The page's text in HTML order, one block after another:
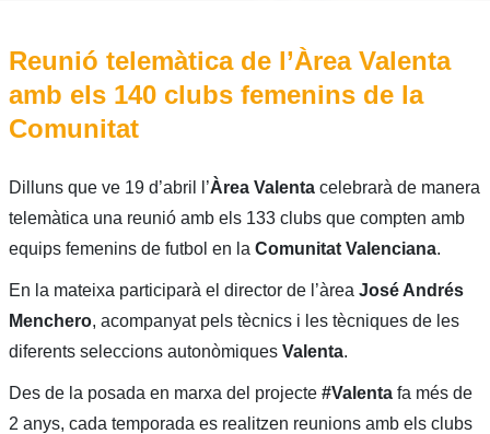
Reunió telemàtica de l’Àrea Valenta
amb els 140 clubs femenins de la
Comunitat
Dilluns que ve 19 d’abril l’Àrea Valentacelebrarà de manera
telemàtica una reunió amb els 133 clubs que compten amb
equips femenins de futbol en la Comunitat Valenciana.
En la mateixa participarà el director de l’àrea José Andrés
Menchero, acompanyat pels tècnics i les tècniques de les
diferents seleccions autonòmiques Valenta.
Des de la posada en marxa del projecte #Valentafa més de
2 anys, cada temporada es realitzen reunions amb els clubs